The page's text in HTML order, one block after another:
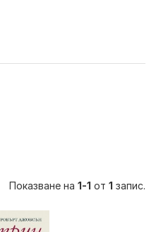
Показване на 1-1 от 1 запис.